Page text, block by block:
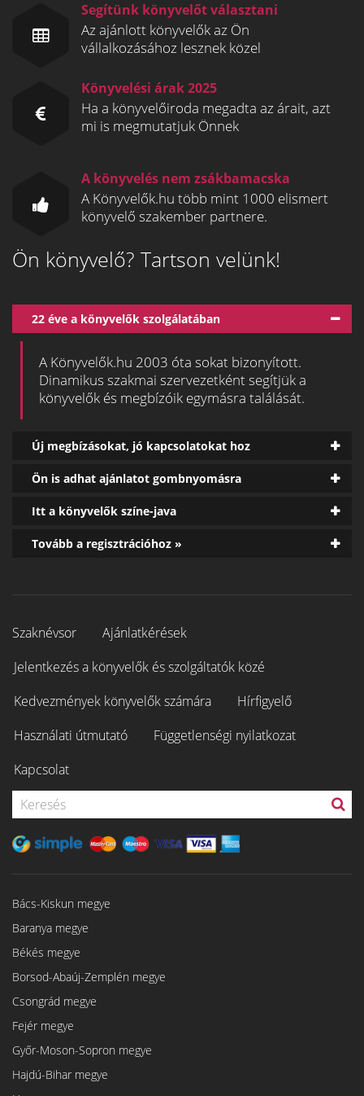
Segítünk könyvelőt választani
Az ajánlott könyvelők az Ön
vállalkozásához lesznek közel
Könyvelési árak 2025
Ha a könyvelőiroda megadta az árait, azt
mi is megmutatjuk Önnek
A könyvelés nem zsákbamacska
A Könyvelők.hu több mint 1000 elismert
könyvelő szakember partnere.
Ön könyvelő? Tartson velünk!
22 éve a könyvelők szolgálatában
A Könyvelők.hu 2003 óta sokat bizonyított.
Dinamikus szakmai szervezetként segítjük a
könyvelők és megbízóik egymásra találását.
Új megbízásokat, jó kapcsolatokat hoz
Ön is adhat ajánlatot gombnyomásra
Itt a könyvelők színe-java
Tovább a regisztrációhoz »
Szaknévsor
Ajánlatkérések
Jelentkezés a könyvelők és szolgáltatók közé
Kedvezmények könyvelők számára
Hírfigyelő
Használati útmutató
Függetlenségi nyilatkozat
Kapcsolat
Bács-Kiskun megye
Baranya megye
Békés megye
Borsod-Abaúj-Zemplén megye
Csongrád megye
Fejér megye
Győr-Moson-Sopron megye
Hajdú-Bihar megye